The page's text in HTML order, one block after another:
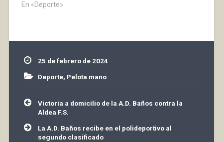
Pelota a Mano de
camino hacia el…
En «Deporte»
25 de febrero de 2024
Deporte, Pelota mano
Navegación
de
entradas
Victoria a domicilio de la A.D. Baños contra la
Aldea F.S.
La A.D. Baños recibe en el polideportivo al
segundo clasificado